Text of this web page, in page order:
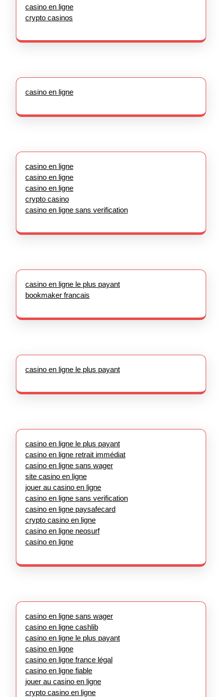
casino en ligne
crypto casinos
casino en ligne
casino en ligne
casino en ligne
casino en ligne
crypto casino
casino en ligne sans verification
casino en ligne le plus payant
bookmaker francais
casino en ligne le plus payant
casino en ligne le plus payant
casino en ligne retrait immédiat
casino en ligne sans wager
site casino en ligne
jouer au casino en ligne
casino en ligne sans verification
casino en ligne paysafecard
crypto casino en ligne
casino en ligne neosurf
casino en ligne
casino en ligne sans wager
casino en ligne cashlib
casino en ligne le plus payant
casino en ligne
casino en ligne france légal
casino en ligne fiable
jouer au casino en ligne
crypto casino en ligne